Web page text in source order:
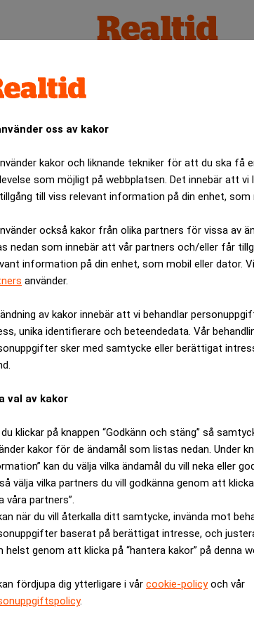
oss av kakor
kakor och liknande tekniker för att du ska få
som möjligt på webbplatsen. Det innebär att vi
till viss relevant information på din enhet, som
också kakor från olika partners för vissa av
nedan som innebär att vår partners och/eller får
information på din enhet, som mobil eller dator.
använder.
av kakor innebär att vi behandlar
unika identifierare och beteendedata. Vår
sker med samtycke eller berättigat
val av kakor
klickar på knappen “Godkänn och stäng” så
kakor för de ändamål som listas nedan. Under
kan du välja vilka ändamål du vill neka eller
välja vilka partners du vill godkänna genom att
våra partners”.
när du vill återkalla ditt samtycke, invända mot
baserat på berättigat intresse, och
helst genom att klicka på “hantera kakor” på denna
fördjupa dig ytterligare i vår cookie-policyoch vår
.
saknas" – så